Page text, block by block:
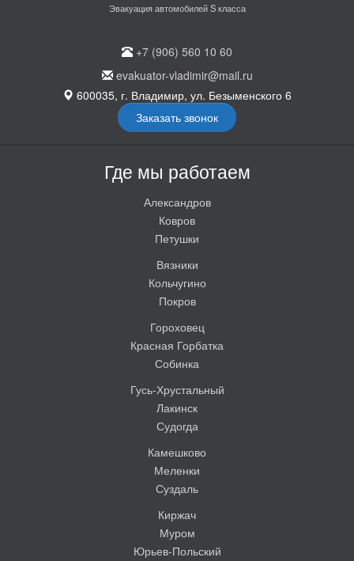
Эвакуация автомобилей S класса
+7 (906) 560 10 60
evakuator-vladimir@mail.ru
600035, г. Владимир, ул. Безыменского 6
Заказать звонок
Где мы работаем
Александров
Ковров
Петушки
Вязники
Кольчугино
Покров
Гороховец
Красная Горбатка
Собинка
Гусь-Хрустальный
Лакинск
Судогда
Камешково
Меленки
Суздаль
Киржач
Муром
Юрьев-Польский